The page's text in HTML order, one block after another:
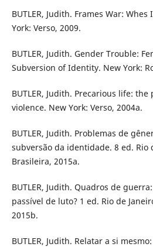
BUTLER, Judith. Frames War:
York: Verso, 2009.
BUTLER, Judith. Gender Trouble:
Subversion of Identity. New York:
BUTLER, Judith. Precarious life:
violence. New York: Verso, 2004a.
BUTLER, Judith. Problemas de
subversão da identidade. 8 ed. Rio
Brasileira, 2015a.
BUTLER, Judith. Quadros de
passível de luto? 1 ed. Rio de
2015b.
BUTLER, Judith. Relatar a si